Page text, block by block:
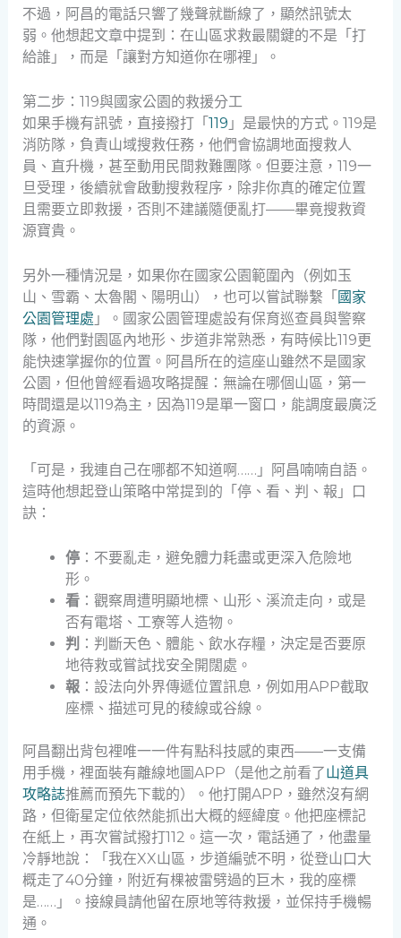
不過，阿昌的電話只響了幾聲就斷線了，顯然訊號太
弱。他想起文章中提到：在山區求救最關鍵的不是「打
給誰」，而是「讓對方知道你在哪裡」。
第二步：119與國家公園的救援分工
如果手機有訊號，直接撥打「 119 」是最快的方式。119是
消防隊，負責山域搜救任務，他們會協調地面搜救人
員、直升機，甚至動用民間救難團隊。但要注意，119一
旦受理，後續就會啟動搜救程序，除非你真的確定位置
且需要立即救援，否則不建議隨便亂打——畢竟搜救資
源寶貴。
另外一種情況是，如果你在國家公園範圍內（例如玉
山、雪霸、太魯閣、陽明山），也可以嘗試聯繫「 國家
公園管理處 」。國家公園管理處設有保育巡查員與警察
隊，他們對園區內地形、步道非常熟悉，有時候比119更
能快速掌握你的位置。阿昌所在的這座山雖然不是國家
公園，但他曾經看過攻略提醒：無論在哪個山區，第一
時間還是以119為主，因為119是單一窗口，能調度最廣泛
的資源。
「可是，我連自己在哪都不知道啊……」阿昌喃喃自語。
這時他想起登山策略中常提到的「停、看、判、報」口
訣：
停：不要亂走，避免體力耗盡或更深入危險地
形。
看：觀察周遭明顯地標、山形、溪流走向，或是
否有電塔、工寮等人造物。
判 ：判斷天色、體能、飲水存糧，決定是否要原
地待救或嘗試找安全開闊處。
報：設法向外界傳遞位置訊息，例如用APP截取
座標、描述可見的稜線或谷線。
阿昌翻出背包裡唯一一件有點科技感的東西——一支備
用手機，裡面裝有離線地圖APP（是他之前看了山道具
攻略誌推薦而預先下載的）。他打開APP，雖然沒有網
路，但衛星定位依然能抓出大概的經緯度。他把座標記
在紙上，再次嘗試撥打112。這一次，電話通了，他盡量
冷靜地說：「我在XX山區，步道編號不明，從登山口大
概走了40分鐘，附近有棵被雷劈過的巨木，我的座標
是……」。接線員請他留在原地等待救援，並保持手機暢
通。